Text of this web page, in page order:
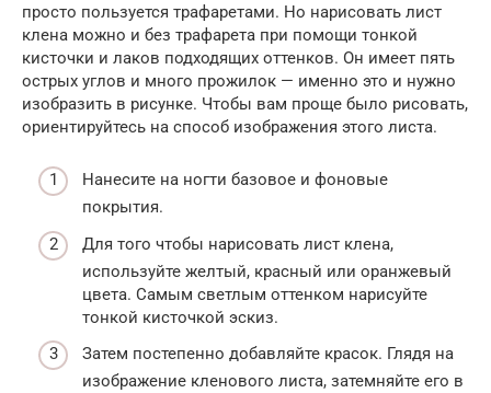
просто пользуется трафаретами. Но нарисовать лист
клена можно и без трафарета при помощи тонкой
кисточки и лаков подходящих оттенков. Он имеет пять
острых углов и много прожилок — именно это и нужно
изобразить в рисунке. Чтобы вам проще было рисовать,
ориентируйтесь на способ изображения этого листа.
Нанесите на ногти базовое и фоновые
покрытия.
Для того чтобы нарисовать лист клена,
используйте желтый, красный или оранжевый
цвета. Самым светлым оттенком нарисуйте
тонкой кисточкой эскиз.
Затем постепенно добавляйте красок. Глядя на
изображение кленового листа, затемняйте его в